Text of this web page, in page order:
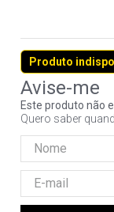
Produto
Este produto não
Quero saber